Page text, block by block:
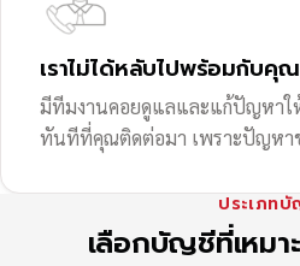
เราไม่ได้หลับไปพร้อมกับคุณ
มีทีมงานคอยดูแลและแก้ปัญหาใ
ทันทีที่คุณติดต่อมา เพราะปัญหา
ประเภท
เลือกบัญชีที่เหม